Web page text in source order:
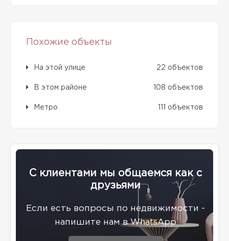
Похожие объекты
На этой улице 22 объектов
В этом районе 108 объектов
Метро 111 объектов
С клиентами мы общаемся как с
друзьями
Eсли есть вопросы по недвижимости -
напишите нам в WhatsApp